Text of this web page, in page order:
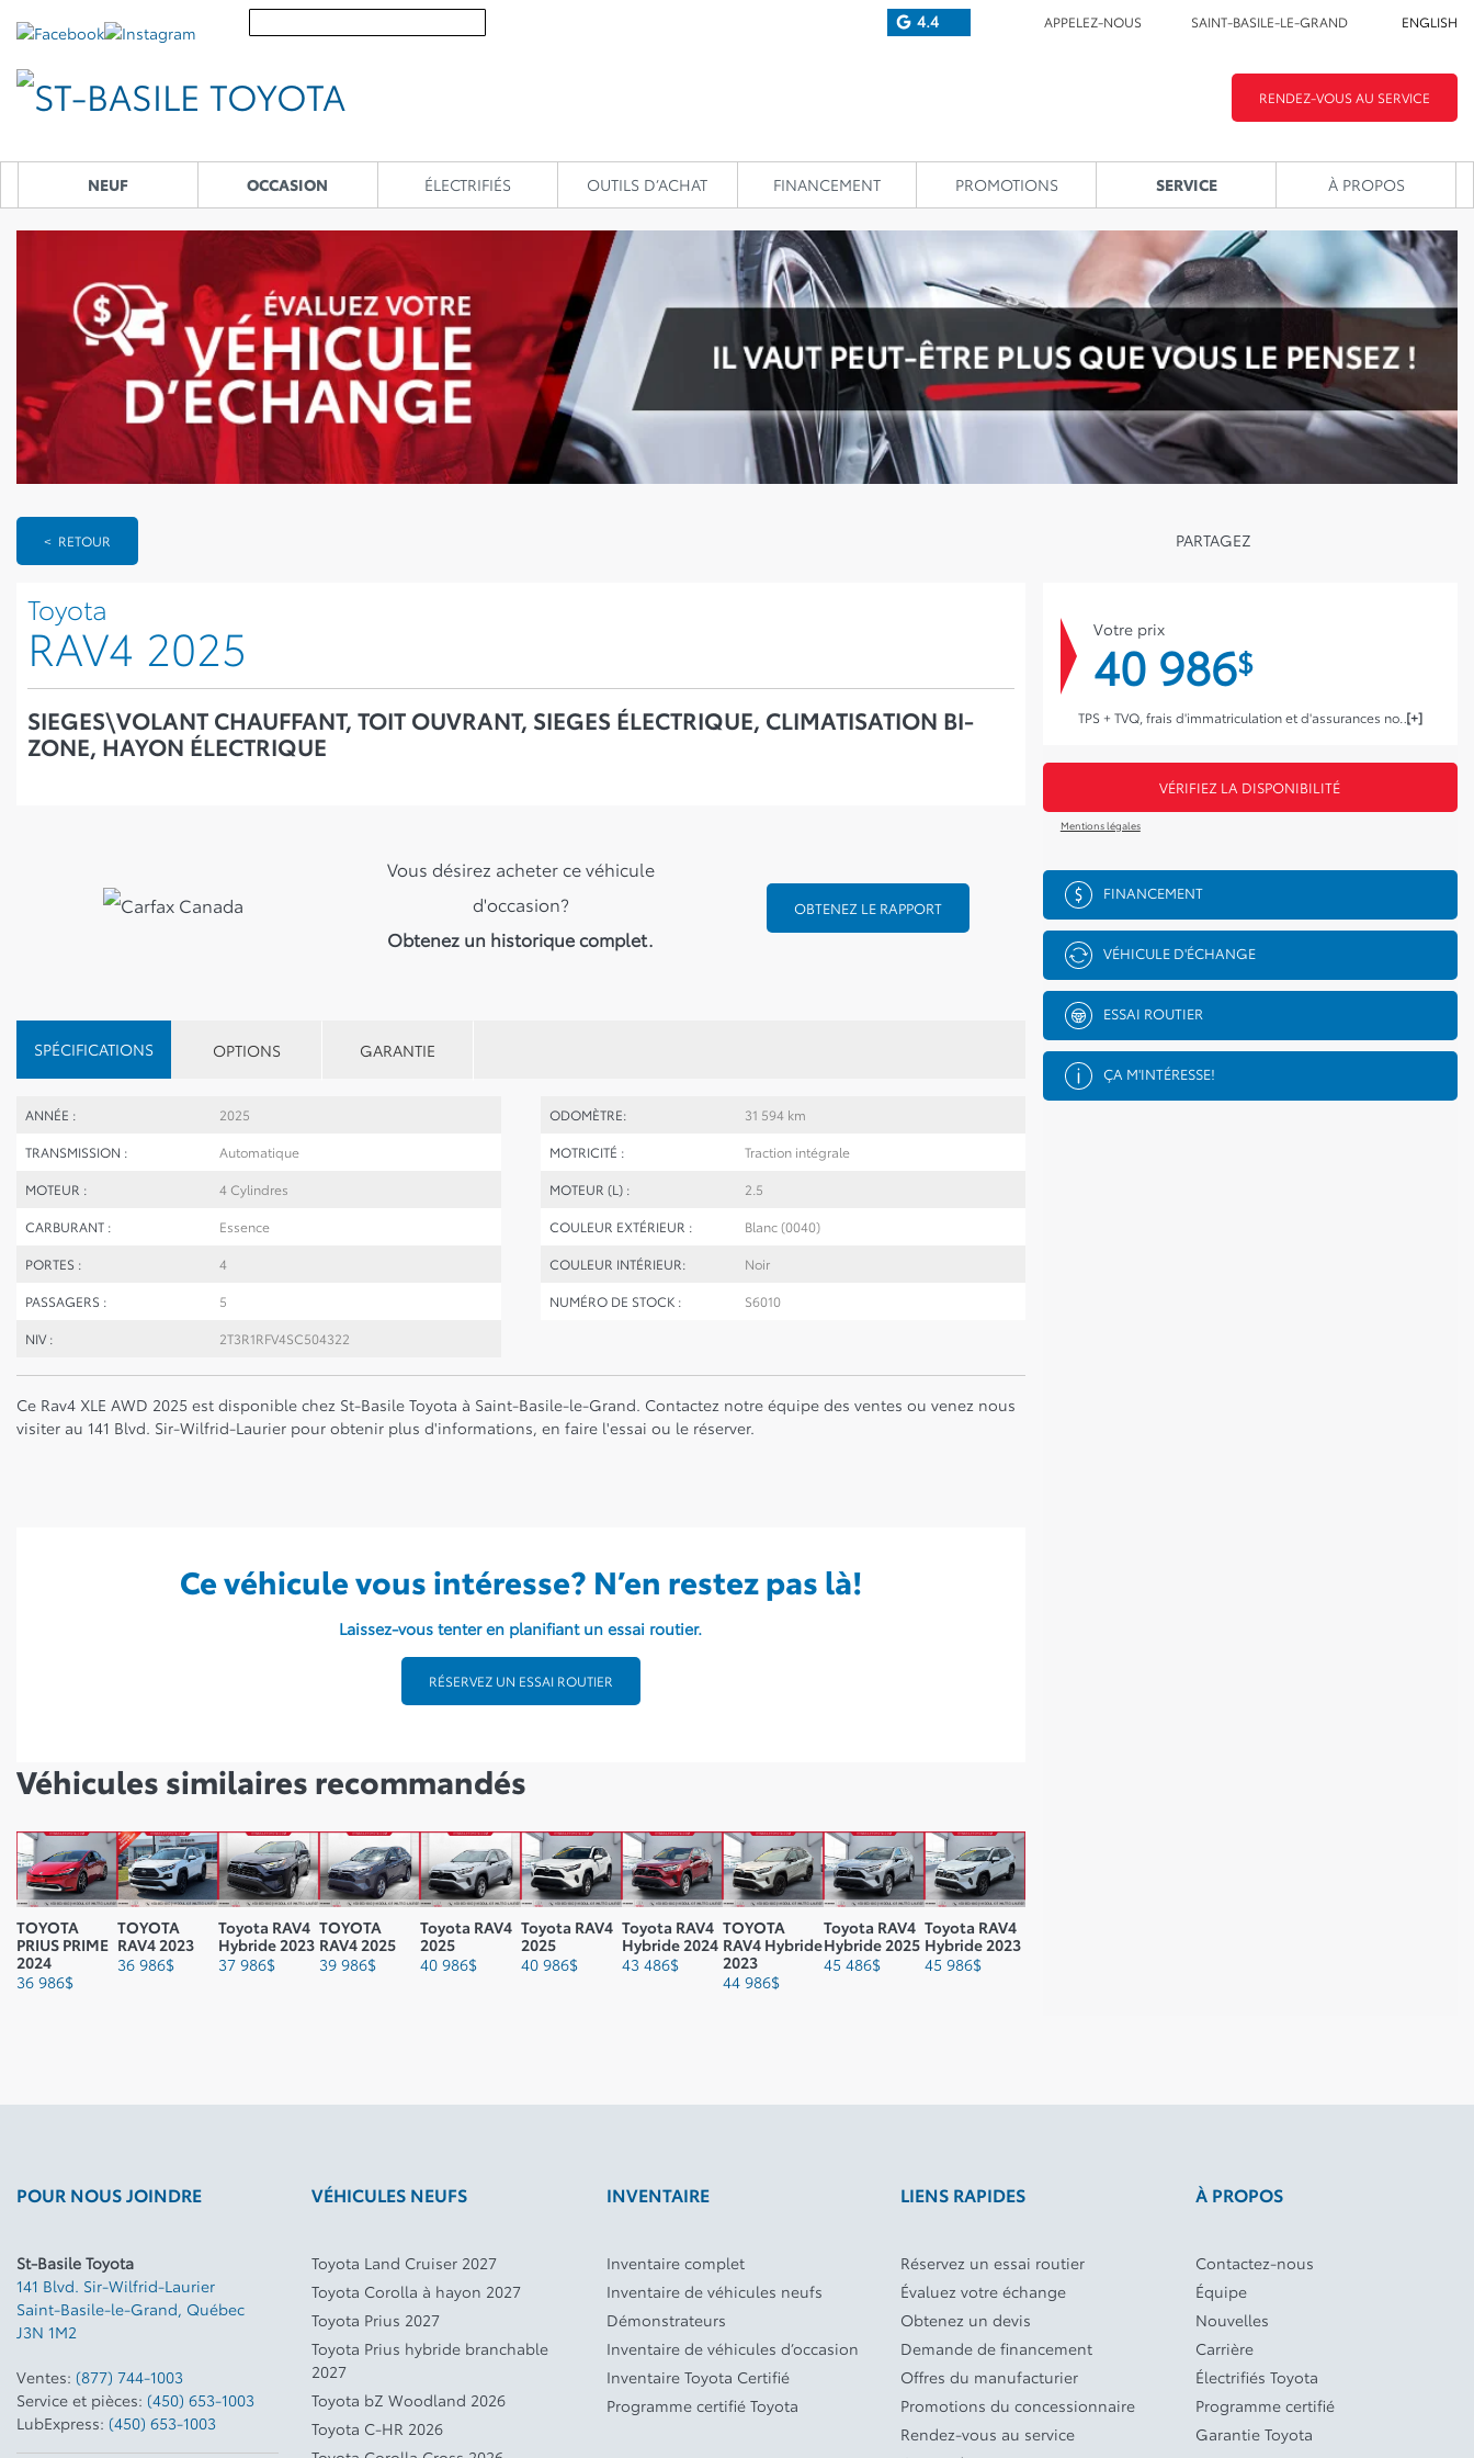
4.4 APPELEZ-NOUS SAINT-BASILE-LE-GRAND ENGLISH
RENDEZ-VOUS AU SERVICE
NEUF OCCASION ÉLECTRIFIÉS OUTILS D’ACHAT FINANCEMENT PROMOTIONS SERVICE À PROPOS
< RETOUR PARTAGEZ
Toyota
RAV4 2025
SIEGES\VOLANT CHAUFFANT, TOIT OUVRANT, SIEGES ÉLECTRIQUE, CLIMATISATION BI-
ZONE, HAYON ÉLECTRIQUE
Vous désirez acheter ce véhicule
d'occasion?
Obtenez un historique complet.
OBTENEZ LE RAPPORT
SPÉCIFICATIONS OPTIONS GARANTIE
ANNÉE : 2025 ODOMÈTRE:
31 594 km
TRANSMISSION :
Automatique MOTRICITÉ :
Traction intégrale
MOTEUR :
4 Cylindres MOTEUR (L) :
2.5
CARBURANT :
Essence COULEUR EXTÉRIEUR :
Blanc (0040)
PORTES :
4 COULEUR INTÉRIEUR:
Noir
PASSAGERS :
5 NUMÉRO DE STOCK :
S6010
NIV :
2T3R1RFV4SC504322
Ce Rav4 XLE AWD 2025 est disponible chez St-Basile Toyota à Saint-Basile-le-Grand. Contactez notre équipe des ventes ou venez nous
visiter au 141 Blvd. Sir-Wilfrid-Laurier pour obtenir plus d'informations, en faire l'essai ou le réserver.
Ce véhicule vous intéresse? N’en restez pas là!
Laissez-vous tenter en planifiant un essai routier.
RÉSERVEZ UN ESSAI ROUTIER
Véhicules similaires recommandés
TOYOTA
PRIUS PRIME
2024
36 986$
TOYOTA
RAV4 2023
36 986$
Toyota RAV4
Hybride 2023
37 986$
TOYOTA
RAV4 2025
39 986$
Toyota RAV4
2025
40 986$
Toyota RAV4
2025
40 986$
Toyota RAV4
Hybride 2024
43 486$
TOYOTA
RAV4 Hybride
2023
44 986$
Toyota RAV4
Hybride 2025
45 486$
Toyota RAV4
Hybride 2023
45 986$
Votre prix
40 986$
TPS + TVQ, frais d'immatriculation et d'assurances non inclus.
VÉRIFIEZ LA DISPONIBILITÉ
Mentions légales
FINANCEMENT
VÉHICULE D'ÉCHANGE
ESSAI ROUTIER
ÇA M'INTÉRESSE!
POUR NOUS JOINDRE
St-Basile Toyota
141 Blvd. Sir-Wilfrid-Laurier
Saint-Basile-le-Grand, Québec
J3N 1M2
Ventes: (877) 744-1003
Service et pièces: (450) 653-1003
LubExpress: (450) 653-1003
VÉHICULES NEUFS
Toyota Land Cruiser 2027
Toyota Corolla à hayon 2027
Toyota Prius 2027
Toyota Prius hybride branchable
2027
Toyota bZ Woodland 2026
Toyota C-HR 2026
INVENTAIRE
Inventaire complet
Inventaire de véhicules neufs
Démonstrateurs
Inventaire de véhicules d’occasion
Inventaire Toyota Certifié
Programme certifié Toyota
LIENS RAPIDES
Réservez un essai routier
Évaluez votre échange
Obtenez un devis
Demande de financement
Offres du manufacturier
Promotions du concessionnaire
Rendez-vous au service
À PROPOS
Contactez-nous
Équipe
Nouvelles
Carrière
Électrifiés Toyota
Programme certifié
Garantie Toyota